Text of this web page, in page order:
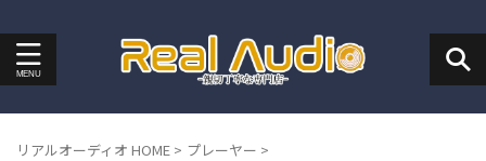
リアルオーディオ HOME > プレーヤー >